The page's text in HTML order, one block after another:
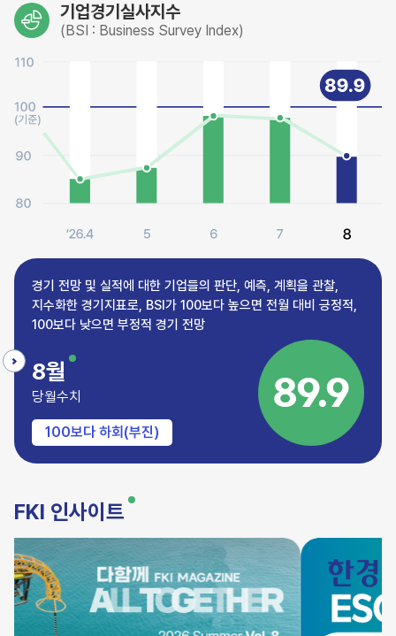
기업경기실사지수
(BSI : Business Survey Index)
경기 전망 및 실적에 대한 기업들의 판단, 예측, 계획을 관찰,
지수화한 경기지표로, BSI가 100보다 높으면 전월 대비 긍정적,
100보다 낮으면 부정적 경기 전망
8월
당월수치
100보다 하회(부진)
89.9
FKI 인사이트